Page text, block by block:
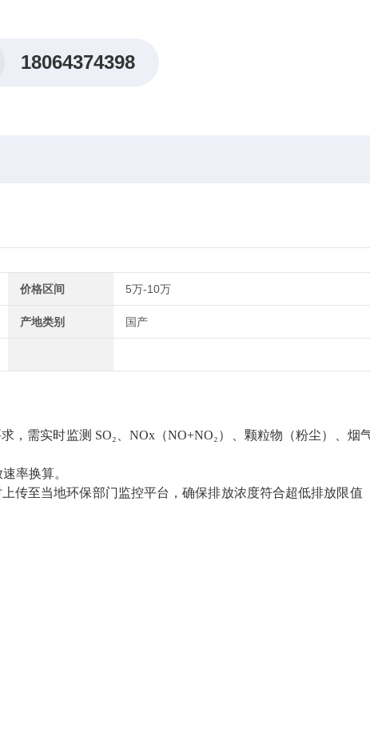
18064374398
价格区间 5万-10万
产地类别 国产
，需实时监测 SO₂、NOx（NO+NO₂）、颗粒物（粉尘）、烟
率换算。
传至当地环保部门监控平台，确保排放浓度符合超低排放限值